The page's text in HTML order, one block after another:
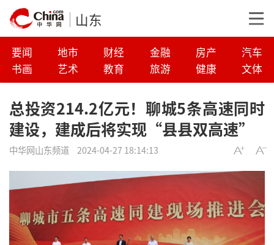
山东
要闻 地市 财经 金融 房产
汽车
书画
艺术 教育 旅游 健康 文体
总投资214.2亿元！聊城5条高速同时
建设，建成后将实现“县县双高速”
中华网山东频道 2024-04-27 18:14:13